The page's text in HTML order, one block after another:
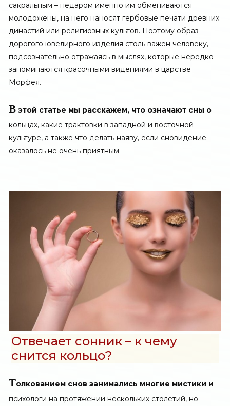
сакральным – недаром именно им обмениваются
молодожёны, на него наносят гербовые печати древних
династий или религиозных культов. Поэтому образ
дорогого ювелирного изделия столь важен человеку,
подсознательно отражаясь в мыслях, которые нередко
запоминаются красочными видениями в царстве
Морфея.
В этой статье мы расскажем, что означают сны о
кольцах, какие трактовки в западной и восточной
культуре, а также что делать наяву, если сновидение
оказалось не очень приятным.
Отвечает сонник – к чему
снится кольцо?
Толкованием снов занимались многие мистики и
психологи на протяжении нескольких столетий, но